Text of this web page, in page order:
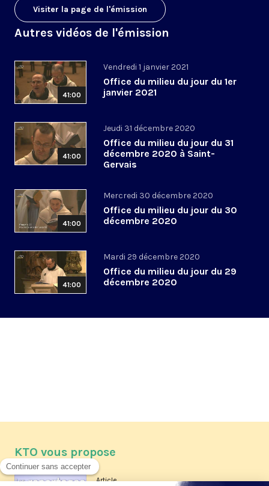
Visiter la page de l'émission
Autres vidéos de l'émission
41:00
Vendredi 1 janvier 2021
Office du milieu du jour du 1er
janvier 2021
41:00
Jeudi 31 décembre 2020
Office du milieu du jour du 31
décembre 2020 à Saint-
Gervais
41:00
Mercredi 30 décembre 2020
Office du milieu du jour du 30
décembre 2020
41:00
Mardi 29 décembre 2020
Office du milieu du jour du 29
décembre 2020
KTO vous propose
Article